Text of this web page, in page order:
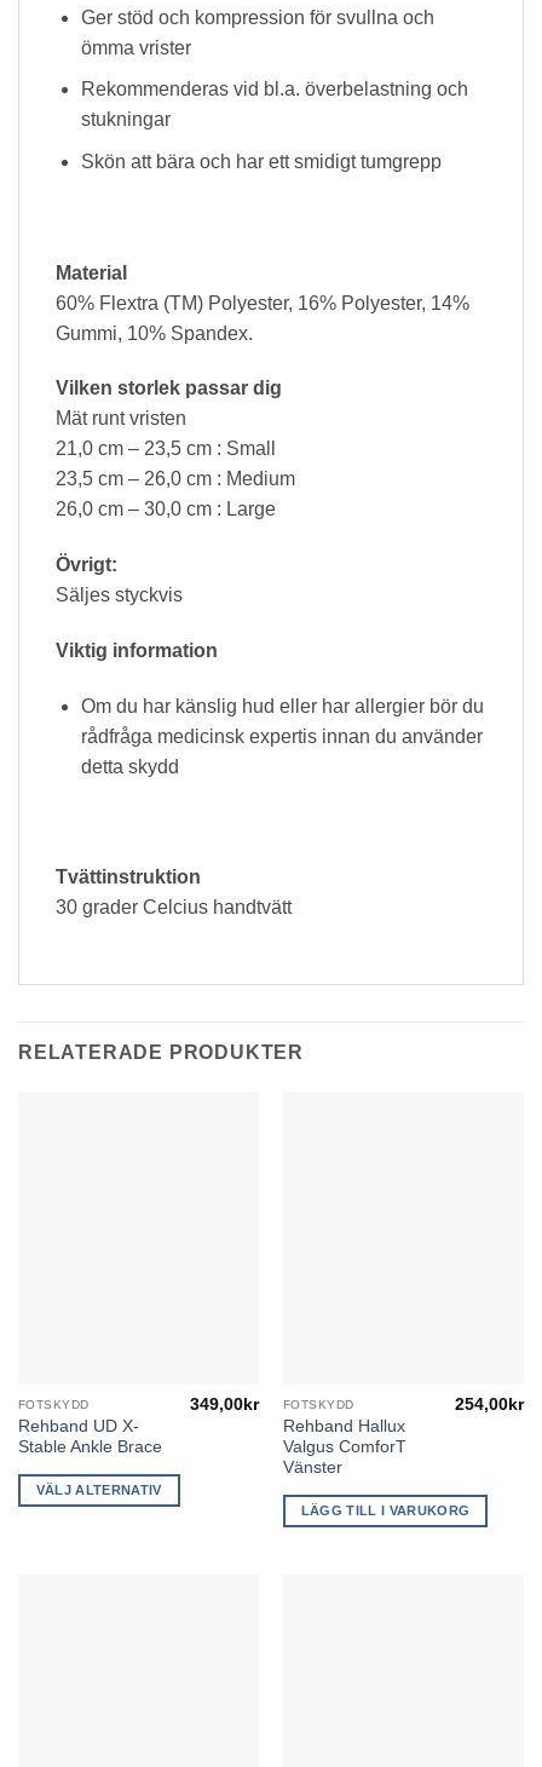
Ger stöd och kompression för svullna och
ömma vrister
Rekommenderas vid bl.a. överbelastning och
stukningar
Skön att bära och har ett smidigt tumgrepp
Material
60% Flextra (TM) Polyester, 16% Polyester, 14%
Gummi, 10% Spandex.
Vilken storlek passar dig
Mät runt vristen
21,0 cm – 23,5 cm : Small
23,5 cm – 26,0 cm : Medium
26,0 cm – 30,0 cm : Large
Övrigt:
Säljes styckvis
Viktig information
Om du har känslig hud eller har allergier bör du
rådfråga medicinsk expertis innan du använder
detta skydd
Tvättinstruktion
30 grader Celcius handtvätt
RELATERADE PRODUKTER
FOTSKYDD
Rehband UD X-
Stable Ankle Brace
349,00 kr
VÄLJ ALTERNATIV
Den
här
har
flera
FOTSKYDD
Rehband Hallux
Valgus ComforT
Vänster
254,00 kr
LÄGG TILL I VARUKORG